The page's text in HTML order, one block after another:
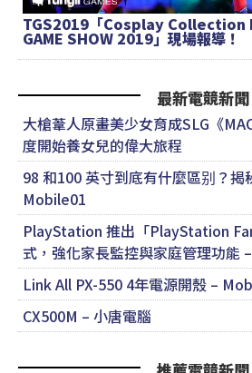
TGS2019「Cosplay Collection
GAME SHOW 2019」現場報導！
最新電競新聞
大槍葦人原畫美少女育成SLG《
度開始養女兒的偉大旅程
98 和100 英寸到底有什麼區别？揭
Mobile01
PlayStation 推出「PlayStation
式，強化家長監控與家庭管理功能
Link All PX-550 4年電源開殼 –
CX500M – 小唐電腦